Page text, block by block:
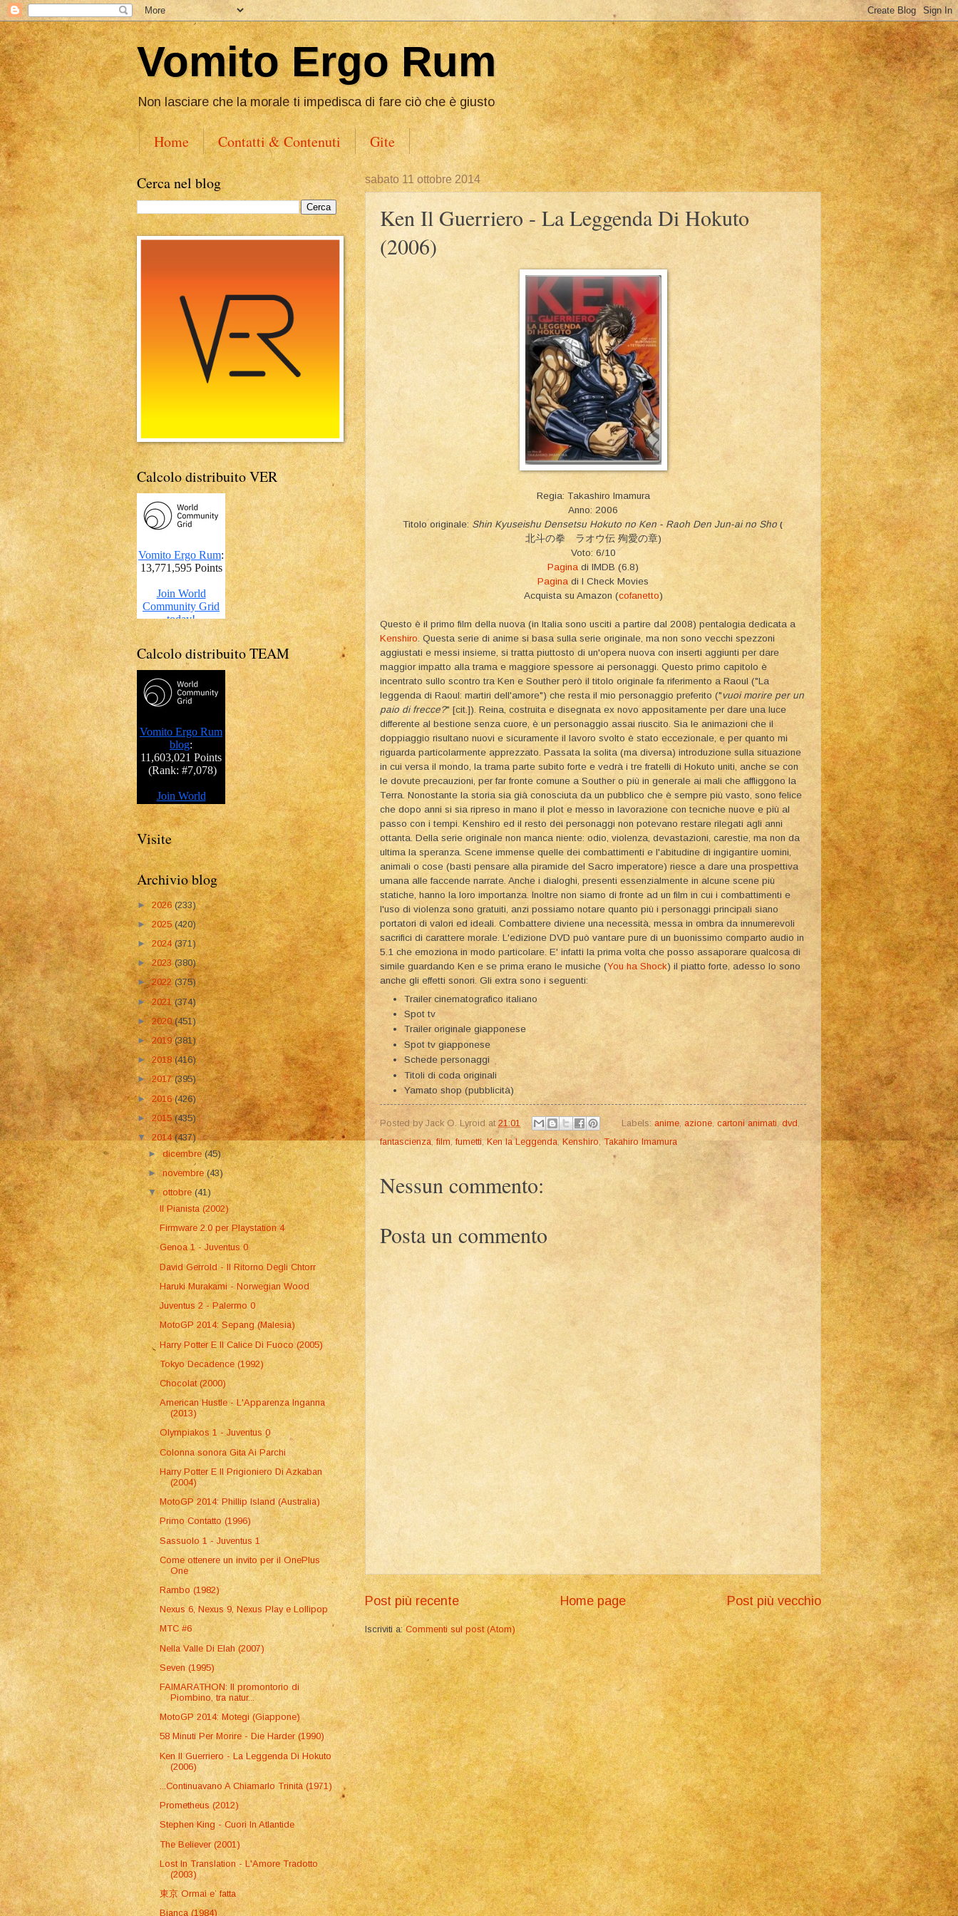
Vomito Ergo Rum
Non lasciare che la morale ti impedisca di fare ciò che è giusto
Home Contatti & Contenuti Gite
sabato 11 ottobre 2014
Ken Il Guerriero - La Leggenda Di Hokuto
(2006)
Regia: Takashiro Imamura
Anno: 2006
Titolo originale: Shin Kyuseishu Densetsu Hokuto no Ken - Raoh Den Jun-ai no Sho (
北斗の拳 ラオウ伝 殉愛の章)
Voto: 6/10
Pagina di IMDB (6.8)
Pagina di I Check Movies
Acquista su Amazon (cofanetto)
Questo è il primo film della nuova (in Italia sono usciti a partire dal 2008) pentalogia dedicata a
Kenshiro . Questa serie di anime si basa sulla serie originale, ma non sono vecchi spezzoni
aggiustati e messi insieme, si tratta piuttosto di un'opera nuova con inserti aggiunti per dare
maggior impatto alla trama e maggiore spessore ai personaggi. Questo primo capitolo è
incentrato sullo scontro tra Ken e Souther però il titolo originale fa riferimento a Raoul ("La
leggenda di Raoul: martiri dell'amore") che resta il mio personaggio preferito ("vuoi morire per un
paio di frecce?" [cit.]). Reina, costruita e disegnata ex novo appositamente per dare una luce
differente al bestione senza cuore, è un personaggio assai riuscito. Sia le animazioni che il
doppiaggio risultano nuovi e sicuramente il lavoro svolto è stato eccezionale, e per quanto mi
riguarda particolarmente apprezzato. Passata la solita (ma diversa) introduzione sulla situazione
in cui versa il mondo, la trama parte subito forte e vedrà i tre fratelli di Hokuto uniti, anche se con
le dovute precauzioni, per far fronte comune a Souther o più in generale ai mali che affliggono la
Terra. Nonostante la storia sia già conosciuta da un pubblico che è sempre più vasto, sono felice
che dopo anni si sia ripreso in mano il plot e messo in lavorazione con tecniche nuove e più al
passo con i tempi. Kenshiro ed il resto dei personaggi non potevano restare rilegati agli anni
ottanta. Della serie originale non manca niente: odio, violenza, devastazioni, carestie, ma non da
ultima la speranza. Scene immense quelle dei combattimenti e l'abitudine di ingigantire uomini,
animali o cose (basti pensare alla piramide del Sacro imperatore) riesce a dare una prospettiva
umana alle faccende narrate. Anche i dialoghi, presenti essenzialmente in alcune scene più
statiche, hanno la loro importanza. Inoltre non siamo di fronte ad un film in cui i combattimenti e
l'uso di violenza sono gratuiti, anzi possiamo notare quanto più i personaggi principali siano
portatori di valori ed ideali. Combattere diviene una necessità, messa in ombra da innumerevoli
sacrifici di carattere morale. L'edizione DVD può vantare pure di un buonissimo comparto audio in
5.1 che emoziona in modo particolare. E' infatti la prima volta che posso assaporare qualcosa di
simile guardando Ken e se prima erano le musiche (You ha Shock) il piatto forte, adesso lo sono
anche gli effetti sonori. Gli extra sono i seguenti:
Trailer cinematografico italiano
Spot tv
Trailer originale giapponese
Spot tv giapponese
Schede personaggi
Titoli di coda originali
Yamato shop (pubblicità)
Posted by Jack O. Lyroid at 21:01 Labels:anime, azione,cartoni animati , dvd
fantascienza,film,fumetti,Ken la Leggenda,Kenshiro,Takahiro Imamura
Nessun commento:
Posta un commento
Post più recente Post più vecchio
Home page
Iscriviti a:Commenti sul post (Atom)
Cerca nel blog
Calcolo distribuito VER
Calcolo distribuito TEAM
Visite
Archivio blog
► 2026(233)
►2025(420)
►2024 (371)
►2023(380)
►2022 (375)
►2021(374)
►2020(451)
►2019(381)
►2018(416)
►2017(395)
►2016(426)
►2015(435)
▼2014(437)
►dicembre(45)
►novembre(43)
▼ottobre(41)
Il Pianista (2002)
Firmware 2.0 per Playstation 4
Genoa 1 - Juventus 0
David Gerrold - Il Ritorno Degli Chtorr
Haruki Murakami - Norwegian Wood
Juventus 2 - Palermo 0
MotoGP 2014: Sepang (Malesia)
Harry Potter E Il Calice Di Fuoco (2005)
Tokyo Decadence (1992)
Chocolat (2000)
American Hustle - L'Apparenza Inganna
(2013)
Olympiakos 1 - Juventus 0
Colonna sonora Gita Ai Parchi
Harry Potter E Il Prigioniero Di Azkaban
(2004)
MotoGP 2014: Phillip Island (Australia)
Primo Contatto (1996)
Sassuolo 1 - Juventus 1
Come ottenere un invito per il OnePlus
One
Rambo (1982)
Nexus 6, Nexus 9, Nexus Play e Lollipop
MTC #6
Nella Valle Di Elah (2007)
Seven (1995)
FAIMARATHON: Il promontorio di
Piombino, tra natur...
MotoGP 2014: Motegi (Giappone)
58 Minuti Per Morire - Die Harder (1990)
Ken Il Guerriero - La Leggenda Di Hokuto
(2006)
...Continuavano A Chiamarlo Trinità (1971)
Prometheus (2012)
Stephen King - Cuori In Atlantide
The Believer (2001)
Lost In Translation - L'Amore Tradotto
(2003)
東京 Ormai e’ fatta
Bianca (1984)